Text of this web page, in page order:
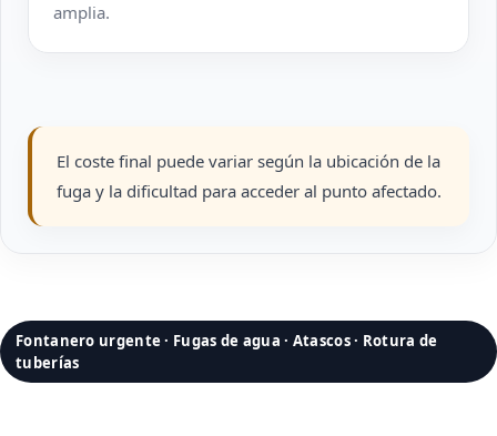
amplia.
El coste final puede variar según la ubicación de la
fuga y la dificultad para acceder al punto afectado.
Fontanero urgente · Fugas de agua · Atascos · Rotura de
tuberías